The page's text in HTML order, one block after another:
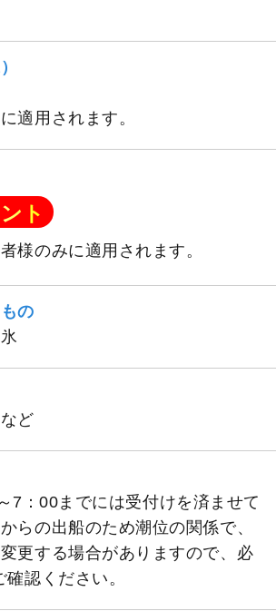
適用されます。
ト
様のみに適用されます。
の
ど
：00までには受付けを済ませて
らの出船のため潮位の関係で、
更する場合がありますので、必
認ください。